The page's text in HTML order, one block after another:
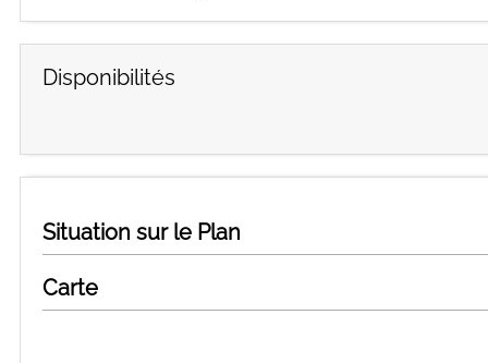
Disponibilités
Situation sur le Plan
Carte